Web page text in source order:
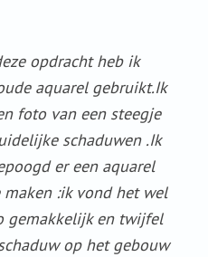
opdracht heb ik
aquarel gebruikt.Ik
foto van een steegje
schaduwen .Ik
er een aquarel
maken :ik vond het wel
gemakkelijk en twijfel
op het gebouw